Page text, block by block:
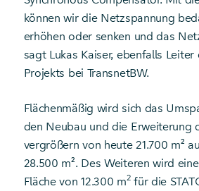
können wir die Netzspannung
erhöhen oder senken und das
sagt Lukas Kaiser, ebenfalls Leiter
Projekts bei TransnetBW.
Flächenmäßig wird sich das
den Neubau und die Erweiterung
vergrößern von heute 21.700 m²
28.500 m². Des Weiteren wird
Fläche von 12.300 m2für die